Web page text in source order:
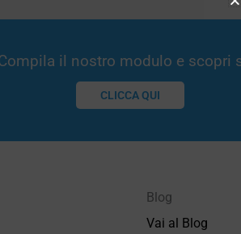
il nostro modulo e scopri
CLICCA QUI
Blog
Vai al Blog